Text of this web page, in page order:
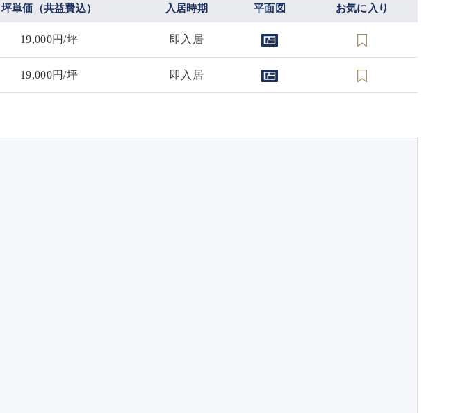
坪単価（共益費込） 入居時期 平面図 お気に入り
19,000円/坪 即入居
19,000円/坪 即入居